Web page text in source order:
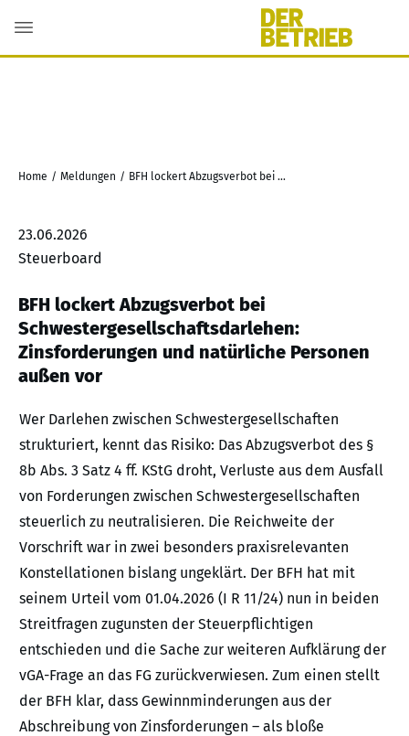
Home / Meldungen / BFH lockert Abzugsverbot bei Schwestergesellschaftsdarlehen: Zinsforderungen und natürliche Personen außen vor
23.06.2026
Steuerboard
BFH lockert Abzugsverbot bei
Schwestergesellschaftsdarlehen:
Zinsforderungen und natürliche Personen
außen vor
Wer Darlehen zwischen Schwestergesellschaften
strukturiert, kennt das Risiko: Das Abzugsverbot des §
8b Abs. 3 Satz 4 ff. KStG droht, Verluste aus dem Ausfall
von Forderungen zwischen Schwestergesellschaften
steuerlich zu neutralisieren. Die Reichweite der
Vorschrift war in zwei besonders praxisrelevanten
Konstellationen bislang ungeklärt. Der BFH hat mit
seinem Urteil vom 01.04.2026 (I R 11/24) nun in beiden
Streitfragen zugunsten der Steuerpflichtigen
entschieden und die Sache zur weiteren Aufklärung der
vGA-Frage an das FG zurückverwiesen. Zum einen stellt
der BFH klar, dass Gewinnminderungen aus der
Abschreibung von Zinsforderungen – als bloße